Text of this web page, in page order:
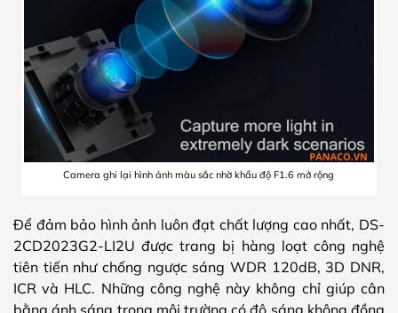
Camera ghi lại hình ảnh màu sắc nhờ khẩu độ F1.6 mở rộng
Để đảm bảo hình ảnh luôn đạt chất lượng cao nhất, DS-
2CD2023G2-LI2U được trang bị hàng loạt công nghệ
tiên tiến như chống ngược sáng WDR 120dB, 3D DNR,
ICR và HLC. Những công nghệ này không chỉ giúp cân